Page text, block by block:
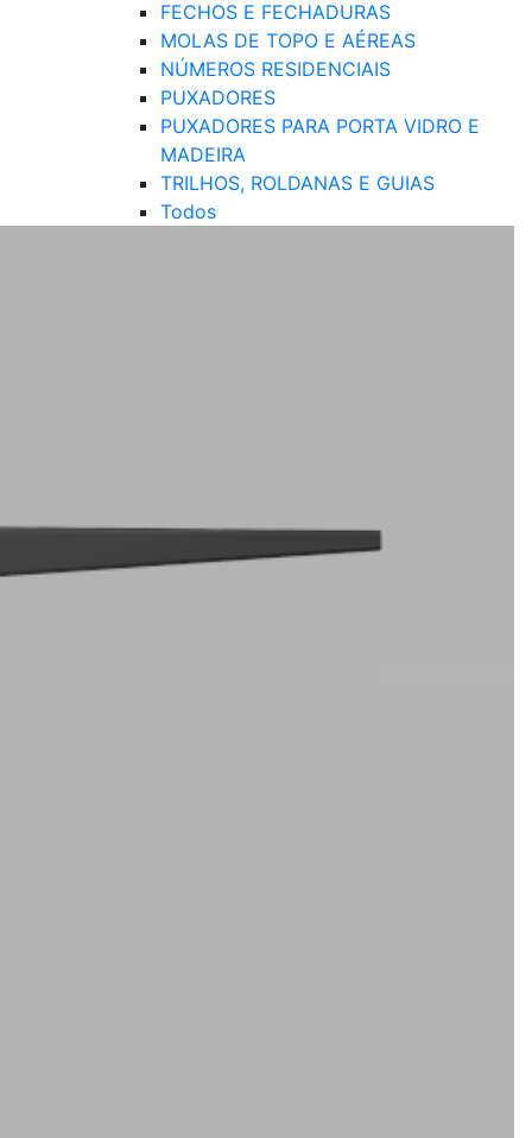
FECHOS E FECHADURAS
MOLAS DE TOPO E AÉREAS
NÚMEROS RESIDENCIAIS
PUXADORES
PUXADORES PARA PORTA VIDRO E
MADEIRA
TRILHOS, ROLDANAS E GUIAS
Todos